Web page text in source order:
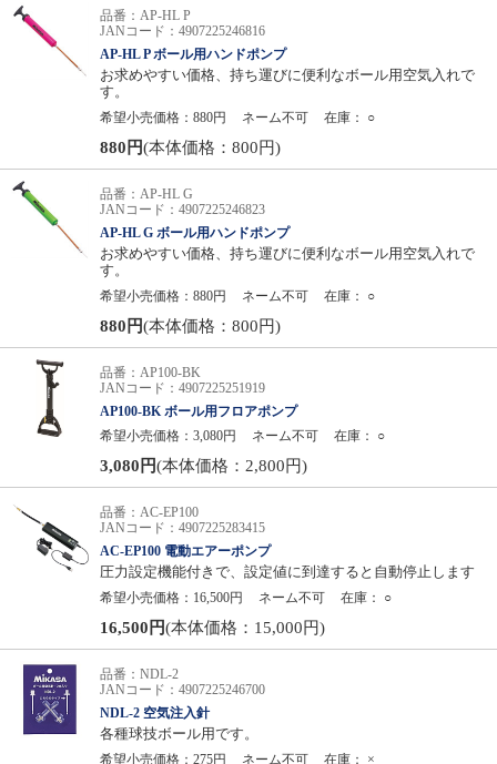
品番：AP-HL P
JANコード：4907225246816
AP-HL P ボール用ハンドポンプ
お求めやすい価格、持ち運びに便利なボール用空気入れで
す。
希望小売価格：880円
ネーム不可 在庫： ○
880円(本体価格：800円)
品番：AP-HL G
JANコード：4907225246823
AP-HL G ボール用ハンドポンプ
お求めやすい価格、持ち運びに便利なボール用空気入れで
す。
希望小売価格：880円
ネーム不可 在庫： ○
880円(本体価格：800円)
品番：AP100-BK
JANコード：4907225251919
AP100-BK ボール用フロアポンプ
希望小売価格：3,080円
ネーム不可 在庫： ○
3,080円(本体価格：2,800円)
品番：AC-EP100
JANコード：4907225283415
AC-EP100 電動エアーポンプ
圧力設定機能付きで、設定値に到達すると自動停止します
希望小売価格：16,500円
ネーム不可 在庫： ○
16,500円(本体価格：15,000円)
品番：NDL-2
JANコード：4907225246700
NDL-2 空気注入針
各種球技ボール用です。
希望小売価格：275円
ネーム不可 在庫： ×